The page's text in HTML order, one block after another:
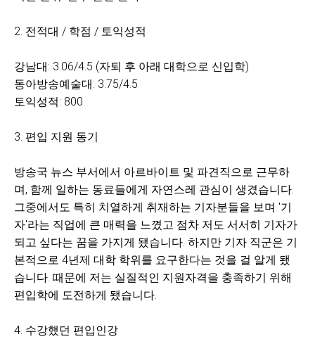
2. 전적대 / 학점 / 토익성적
강남대: 3.06/4.5 (자퇴 후 아래 대학으로 신입학)
동아방송예술대: 3.75/4.5
토익성적: 800
3. 편입 지원 동기
방송국 뉴스 부서에서 아르바이트 및 파견직으로 근무하
며, 함께 일하는 동료들에게 자연스레 관심이 생겼습니다.
그중에서도 특히 치열하게 취재하는 기자분들을 보며 '기
자'라는 직업에 큰 매력을 느꼈고 점차 저도 서서히 기자가
되고 싶다는 꿈을 가지게 됐습니다. 하지만 기자 직군은 기
본적으로 4년제 대학 학위를 요구한다는 것을 걸 알게 됐
습니다. 때문에 저는 실질적인 지원자격을 충족하기 위해
편입학에 도전하게 됐습니다.
4. 수강했던 편입인강